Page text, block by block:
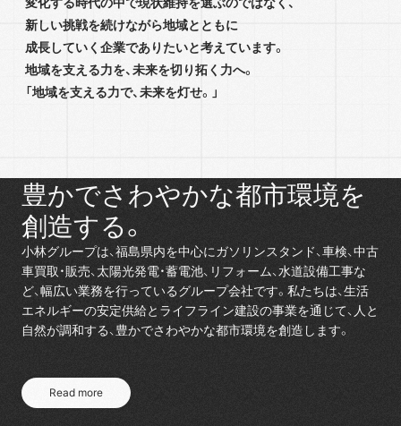
新しい挑戦を続けながら地域とともに
成長していく企業でありたいと考えています。
地域を支える力を、未来を切り拓く力へ。
「地域を支える力で、未来を灯せ。」
豊かでさわやかな都市環境を
創造する。
小林グループは、福島県内を中心にガソリンスタンド、車検、中古
車買取・販売、太陽光発電・蓄電池、リフォーム、水道設備工事な
ど、幅広い業務を行っているグループ会社です。私たちは、生活
エネルギーの安定供給とライフライン建設の事業を通じて、人と
自然が調和する、豊かでさわやかな都市環境を創造します。
Read more
Read more